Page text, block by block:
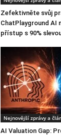
Zefektivněte svůj
ChatPlayground AI
přístup s 90%
Nejnovější zprávy a
AI Valuation Gap: